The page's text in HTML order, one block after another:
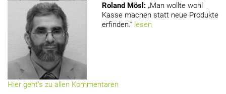
Roland Mösl : „Man wollte wohl
Kasse machen statt neue Produkte
erfinden.“ lesen
Hier geht’s zu allen Kommentaren